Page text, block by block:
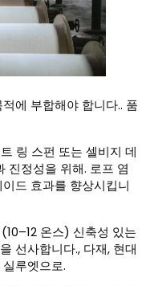
에 부합해야 합니다.. 품
링 스펀 또는 셀비지 데
진정성을 위해. 로프 염
드 효과를 향상시킵니
온스) 신축성 있는
선사합니다., 다재, 현대
루엣으로.